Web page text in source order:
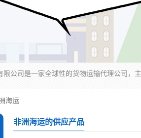
海运
非洲海运的供应产品